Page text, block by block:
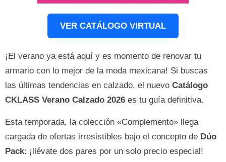
VER CATÁLOGO VIRTUAL
¡El verano ya está aquí y es momento de renovar tu
armario con lo mejor de la moda mexicana! Si buscas
las últimas tendencias en calzado, el nuevo Catálogo
CKLASS Verano Calzado 2026 es tu guía definitiva.
Esta temporada, la colección «Complemento» llega
cargada de ofertas irresistibles bajo el concepto de Dúo
Pack: ¡llévate dos pares por un solo precio especial!